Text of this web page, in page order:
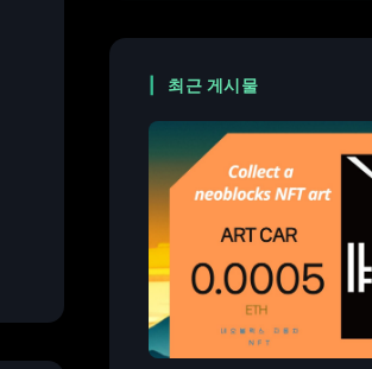
최근 게시물